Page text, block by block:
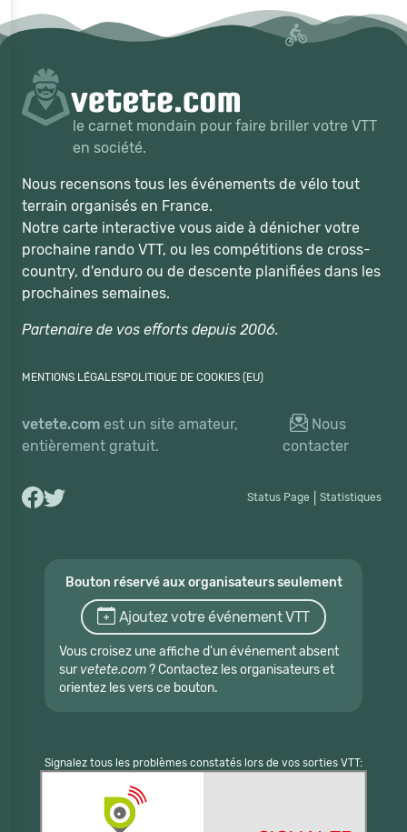
le carnet mondain pour faire briller votre VTT
en société.
Nous recensons tous les événements de vélo tout
terrain organisés en France.
Notre carte interactive vous aide à dénicher votre
prochaine rando VTT, ou les compétitions de cross-
country, d'enduro ou de descente planifiées dans les
prochaines semaines.
Partenaire de vos efforts depuis 2006.
MENTIONS LÉGALESPOLITIQUE DE COOKIES (EU)
vetete.com est un site amateur,
entièrement gratuit.
Nous
contacter
Status Page Statistiques
Bouton réservé aux organisateurs seulement
Ajoutez votre événement VTT
Vous croisez une affiche d'un événement absent
sur vetete.com? Contactez les organisateurs et
orientez les vers ce bouton.
Signalez tous les problèmes constatés lors de vos sorties VTT: